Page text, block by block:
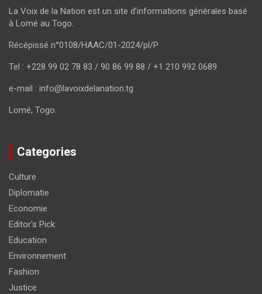
La Voix de la Nation est un site d’informations générales basé
à Lomé au Togo.
Récépissé n°0108/HAAC/01-2024/pl/P
Tel : +228 99 02 78 83 / 90 86 99 88 / +1 210 992 0689
e-mail : info@lavoixdelanation.tg
Lomé, Togo.
Categories
Culture
Diplomatie
Economie
Editor's Pick
Education
Environnement
Fashion
Justice